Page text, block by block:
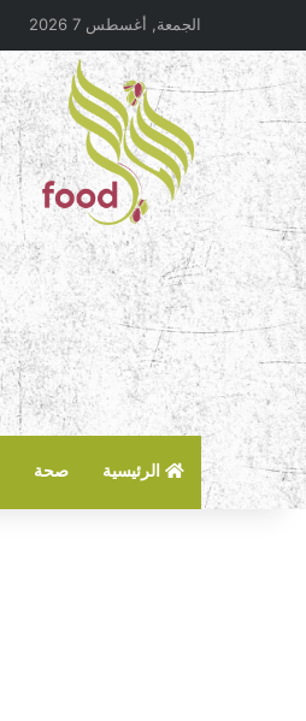
الجمعة, أغسطس 7 2026
الرئيسية صحة